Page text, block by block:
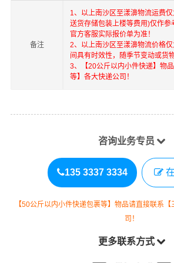
备注
1、以上南沙区 至漾濞物流运费
送货存储包装上楼等费用)仅作参
官方客服实际报价单为准！
2、以上南沙区 至漾濞物流价格
间具有时效性，随季节变动或货
3、【20公斤以内小件快递】物
等】各大快递公司！
咨询业务专员
135 3337 3334
【50公斤以内小件快递包裹等】物品请直接联系
司！
更多联系方式